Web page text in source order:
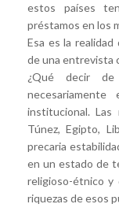
estos países
préstamos en los
Esa es la realidad
de una entrevista
¿Qué decir
institucional. Las
Túnez, Egipto,
precaria
en un estado de
religioso-étnico
riquezas de esos